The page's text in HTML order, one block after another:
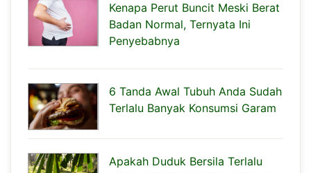
Kenapa Perut Buncit Meski Berat
Badan Normal, Ternyata Ini
Penyebabnya
6 Tanda Awal Tubuh Anda Sudah
Terlalu Banyak Konsumsi Garam
Apakah Duduk Bersila Terlalu